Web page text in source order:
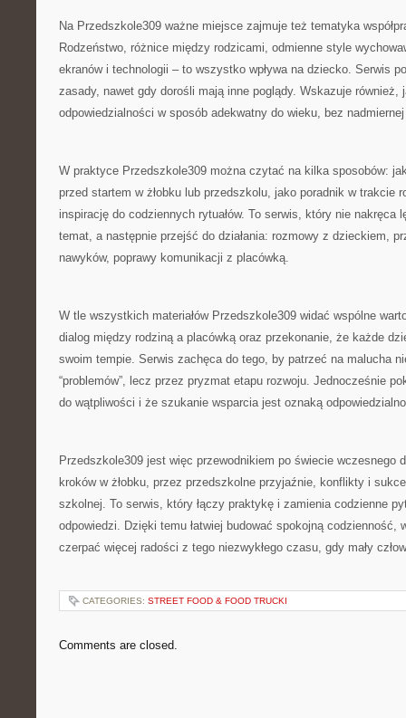
Na Przedszkole309 ważne miejsce zajmuje też tematyka
Rodzeństwo, różnice między rodzicami, odmienne style
ekranów i technologii – to wszystko wpływa na dziecko. Serwis
zasady, nawet gdy dorośli mają inne poglądy. Wskazuje również,
odpowiedzialności w sposób adekwatny do wieku, bez
W praktyce Przedszkole309 można czytać na kilka sposobów:
przed startem w żłobku lub przedszkolu, jako poradnik w trakcie
inspirację do codziennych rytuałów. To serwis, który nie nakręca
temat, a następnie przejść do działania: rozmowy z dzieckiem,
nawyków, poprawy komunikacji z placówką.
W tle wszystkich materiałów Przedszkole309 widać wspólne
dialog między rodziną a placówką oraz przekonanie, że każde
swoim tempie. Serwis zachęca do tego, by patrzeć na malucha
“problemów”, lecz przez pryzmat etapu rozwoju. Jednocześnie
do wątpliwości i że szukanie wsparcia jest oznaką
Przedszkole309 jest więc przewodnikiem po świecie wczesnego
kroków w żłobku, przez przedszkolne przyjaźnie, konflikty i
szkolnej. To serwis, który łączy praktykę i zamienia codzienne
odpowiedzi. Dzięki temu łatwiej budować spokojną codzienność,
czerpać więcej radości z tego niezwykłego czasu, gdy mały
CATEGORIES: STREET FOOD & FOOD TRUCKI
Comments are closed.